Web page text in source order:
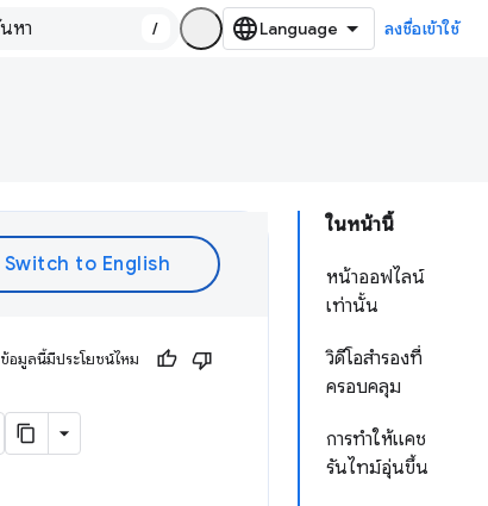
/ ลงชื่อเข้าใช้
ในหน้านี้
หน้าออฟไลน์
เท่านั้น
วิดีโอสำรองที่
ครอบคลุม
การทำให้แคช
รันไทม์อุ่นขึ้น
ข้อมูลนี้มีประโยชน์ไหม